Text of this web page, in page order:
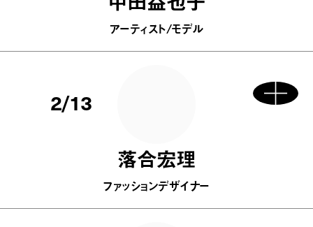
アーティスト/モデル
2/13
落合宏理
ファッションデザイナー